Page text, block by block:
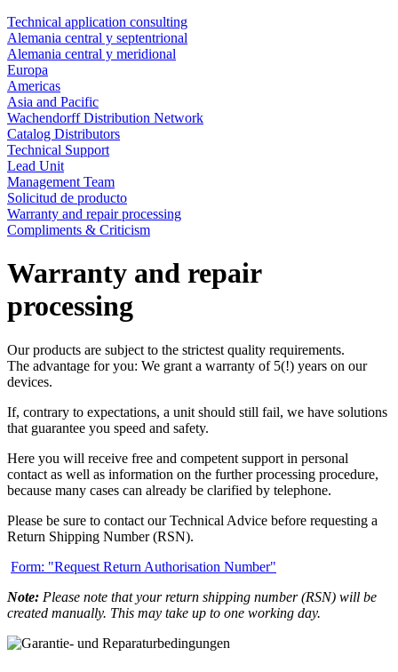
Technical application consulting
Alemania central y septentrional
Alemania central y meridional
Europa
Americas
Asia and Pacific
Wachendorff Distribution Network
Catalog Distributors
Technical Support
Lead Unit
Management Team
Solicitud de producto
Warranty and repair processing
Compliments & Criticism
Warranty and repair
processing
Our products are subject to the strictest quality requirements.
The advantage for you: We grant a warranty of 5(!) years on our
devices.
If, contrary to expectations, a unit should still fail, we have solutions
that guarantee you speed and safety.
Here you will receive free and competent support in personal
contact as well as information on the further processing procedure,
because many cases can already be clarified by telephone.
Please be sure to contact our Technical Advice before requesting a
Return Shipping Number (RSN).
Form: "Request Return Authorisation Number"
Note: Please note that your return shipping number (RSN) will be
created manually. This may take up to one working day.